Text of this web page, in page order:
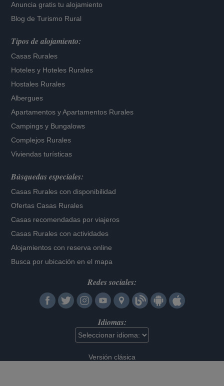
Anuncia gratis tu alojamiento
Blog de Turismo Rural
Tipos de alojamiento:
Casas Rurales
Hoteles y Hoteles Rurales
Hostales Rurales
Albergues
Apartamentos yApartamentos Rurales
Campings y Bungalows
Complejos Rurales
Viviendas turísticas
Búsquedas especiales:
Casas Rurales con disponibilidad
Ofertas Casas Rurales
Casas recomendadas por viajeros
Casas Rurales con actividades
Alojamientos con reserva online
Busca por ubicación en el mapa
Redes sociales:
Idiomas:
Versión clásica